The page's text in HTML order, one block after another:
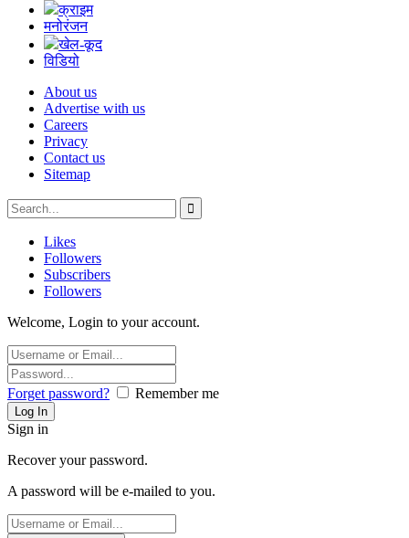
क्राइम
मनोरंजन
खेल-कूद
विडियो
About us
Advertise with us
Careers
Privacy
Contact us
Sitemap
Likes
Followers
Subscribers
Followers
Welcome, Login to your account.
Forget password? Remember me
Sign in
Recover your password.
A password will be e-mailed to you.